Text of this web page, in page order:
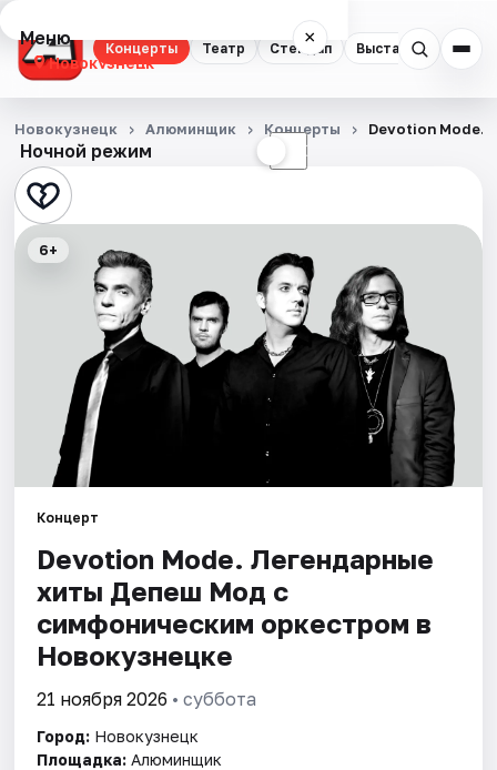
Концерты Театр Стендап Выставки
Меню ×
Новокузнецк
Концерты
Театр
Стендап
Выставки
Экскурсии
События
Площадки
Артисты
Рейтинги
Ночной режим ☾
Новокузнецк Алюминщик Концерты Devotion Mode.
6+
Концерт
Devotion Mode. Легендарные
хиты Депеш Мод с
симфоническим оркестром в
Новокузнецке
21 ноября 2026 • суббота
Город: Новокузнецк
Площадка: Алюминщик